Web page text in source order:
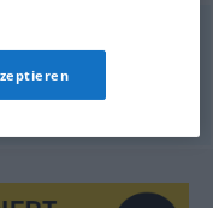
(von)